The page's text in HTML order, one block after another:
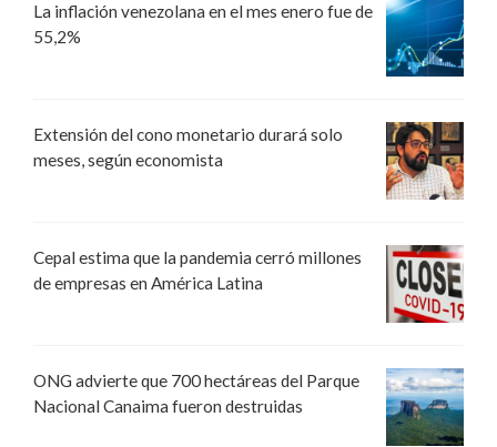
La inflación venezolana en el mes enero fue de
55,2%
Extensión del cono monetario durará solo
meses, según economista
Cepal estima que la pandemia cerró millones
de empresas en América Latina
ONG advierte que 700 hectáreas del Parque
Nacional Canaima fueron destruidas